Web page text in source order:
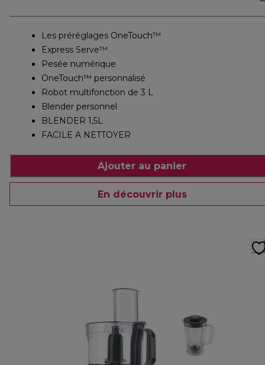
Les préréglages OneTouch™
Express Serve™
Pesée numérique
OneTouch™ personnalisé
Robot multifonction de 3 L
Blender personnel
BLENDER 1,5L
FACILE A NETTOYER
Ajouter au panier
En découvrir plus